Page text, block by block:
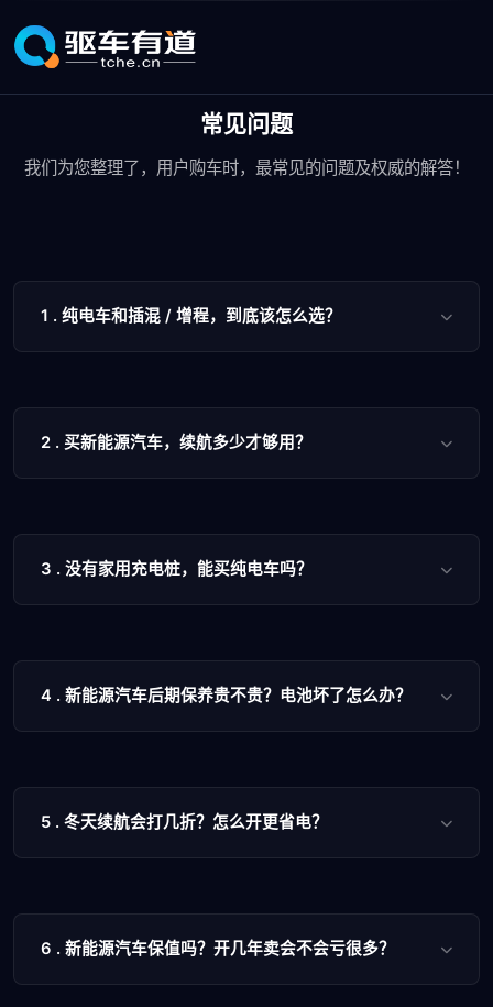
常见问题
我们为您整理了，用户购车时，最常见的问题及权威的解答！
1 . 纯电车和插混 / 增程，到底该怎么选？
2 . 买新能源汽车，续航多少才够用？
3 . 没有家用充电桩，能买纯电车吗？
4 . 新能源汽车后期保养贵不贵？电池坏了怎么办？
5 . 冬天续航会打几折？怎么开更省电？
6 . 新能源汽车保值吗？开几年卖会不会亏很多？